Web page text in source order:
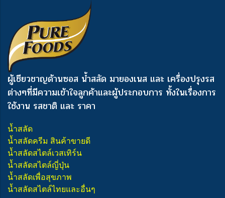
ผู้เชียวชาญด้านซอส น้ำสลัด มายองเนส และ เครื่องปรุงรส
ต่างๆที่มีความเข้าใจลูกค้าและผู้ประกอบการ ทั้งในเรื่องการ
ใช้งาน รสชาติ และ ราคา
น้ำสลัด
น้ำสลัดครีม สินค้าขายดี
น้ำสลัดสไตล์เวสเทิร์น
น้ำสลัดสไตล์ญี่ปุ่น
น้ำสลัดเพื่อสุขภาพ
น้ำสลัดสไตล์ไทยและอื่นๆ